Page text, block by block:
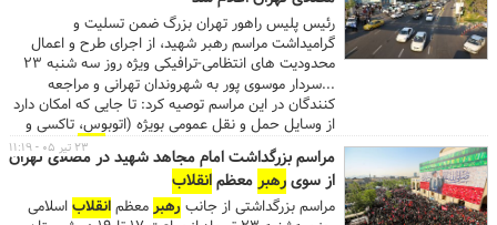
رئیس پلیس راهور تهران بزرگ ضمن تسلیت و
گرامیداشت مراسم رهبر شهید، از اجرای طرح و اعمال
محدودیت های انتظامی-ترافیکی ویژه روز سه شنبه ۲۳
تیرماه همزمان با مراسم بزرگداشت ایشان در مصلای امام
خمینی(ره) خبر داد.
...سردار موسوی پور به شهروندان تهرانی و مراجعه
کنندگان در این مراسم توصیه کرد: تا جایی که امکان دارد
از وسایل حمل و نقل عمومی بویژه (اتوبوس، تاکسی و
مترو) استفاده نمایند. مراسم بزرگداشت
رهبرشهید
انقلاب
روز سه شنبه ۲۳ تیر ۱۴۰۵ از ساعت ۱۷ تا ۱۹ در
شبستان مصلای امام خمینی(ره) تهران برگزار می شود....
مراسم بزرگداشت امام مجاهد شهید در مصلای تهران
از سویرهبرمعظمانقلاب
مراسم بزرگداشتی از جانبرهبرمعظمانقلاباسلامی
۲۳ تیر ۰۵ - ۱۱:۱۹